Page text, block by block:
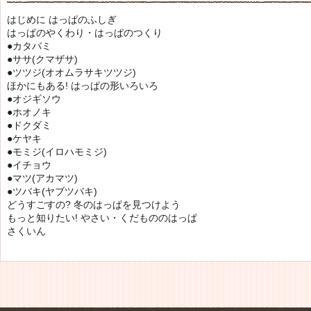
はじめに はっぱのふしぎ
はっぱのやくわり・はっぱのつくり
●カタバミ
●ササ(クマザサ)
●ツツジ(オオムラサキツツジ)
ほかにもある! はっぱの形いろいろ
●オジギソウ
●ホオノキ
●ドクダミ
●ケヤキ
●モミジ(イロハモミジ)
●イチョウ
●マツ(アカマツ)
●ツバキ(ヤブツバキ)
どうすごすの? 冬のはっぱを見つけよう
もっと知りたい! やさい・くだもののはっぱ
さくいん